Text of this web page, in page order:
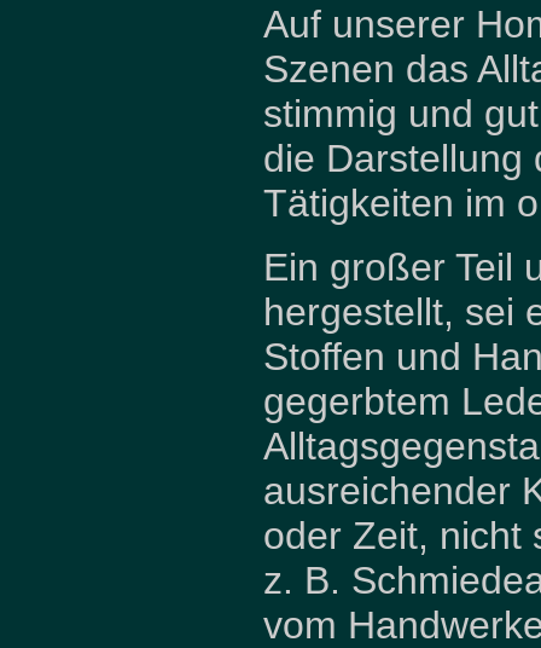
Auf unserer
Szenen das
stimmig und
die Darstellung
Tätigkeiten im
Ein großer Teil
hergestellt, sei
Stoffen und
gegerbtem
ausreichender
oder Zeit, nicht
z. B.
vom